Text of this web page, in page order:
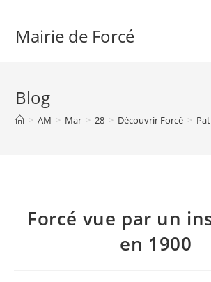
contentMairie de Forcé
Blog
> AM > Mar > 28 > Découvrir Forcé >
Forcé vue par un
en 1900